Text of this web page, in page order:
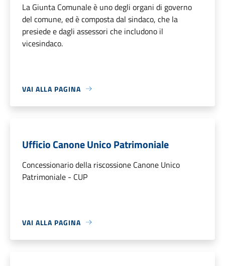
La Giunta Comunale è uno degli organi di governo
del comune, ed è composta dal sindaco, che la
presiede e dagli assessori che includono il
vicesindaco.
VAI ALLA PAGINA
Ufficio Canone Unico Patrimoniale
Concessionario della riscossione Canone Unico
Patrimoniale - CUP
VAI ALLA PAGINA